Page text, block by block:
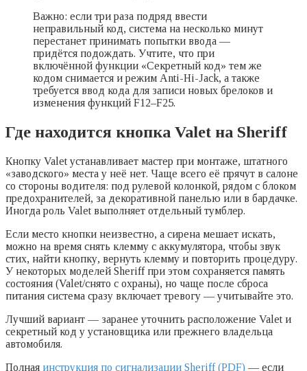
Важно: если три раза подряд ввести
неправильный код, система на несколько минут
перестанет принимать попытки ввода —
придётся подождать. Учтите, что при
включённой функции «Секретный код» тем же
кодом снимается и режим Anti-Hi-Jack, а также
требуется ввод кода для записи новых брелоков и
изменения функций F12–F25.
Где находится кнопка Valet на Sheriff
Кнопку Valet устанавливает мастер при монтаже, штатного
«заводского» места у неё нет. Чаще всего её прячут в салоне
со стороны водителя: под рулевой колонкой, рядом с блоком
предохранителей, за декоративной панелью или в бардачке.
Иногда роль Valet выполняет отдельный тумблер.
Если место кнопки неизвестно, а сирена мешает искать,
можно на время снять клемму с аккумулятора, чтобы звук
стих, найти кнопку, вернуть клемму и повторить процедуру.
У некоторых моделей Sheriff при этом сохраняется память
состояния (Valet/снято с охраны), но чаще после сброса
питания система сразу включает тревогу — учитывайте это.
Лучший вариант — заранее уточнить расположение Valet и
секретный код у установщика или прежнего владельца
автомобиля.
Полная инструкция по сигнализации Sheriff (PDF) — если